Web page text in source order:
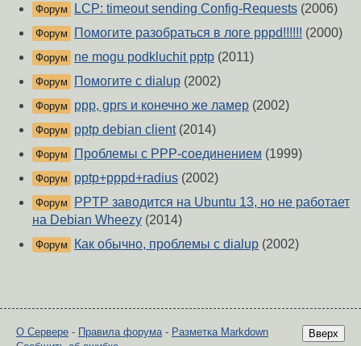
Форум LCP: timeout sending Config-Requests (2006)
Форум Помогите разобраться в логе pppd!!!!!! (2000)
Форум ne mogu podkluchit pptp (2011)
Форум Помогите с dialup (2002)
Форум ppp, gprs и конечно же ламер (2002)
Форум pptp debian client(2014)
Форум Проблемы с РРР-соединением (1999)
Форум pptp+pppd+radius (2002)
Форум
PPTP заводится на Ubuntu 13, но не работает
на Debian Wheezy (2014)
Форум Как обычно, проблемы с dialup (2002)
Вверх
О Сервере - Правила форума- Разметка Markdown